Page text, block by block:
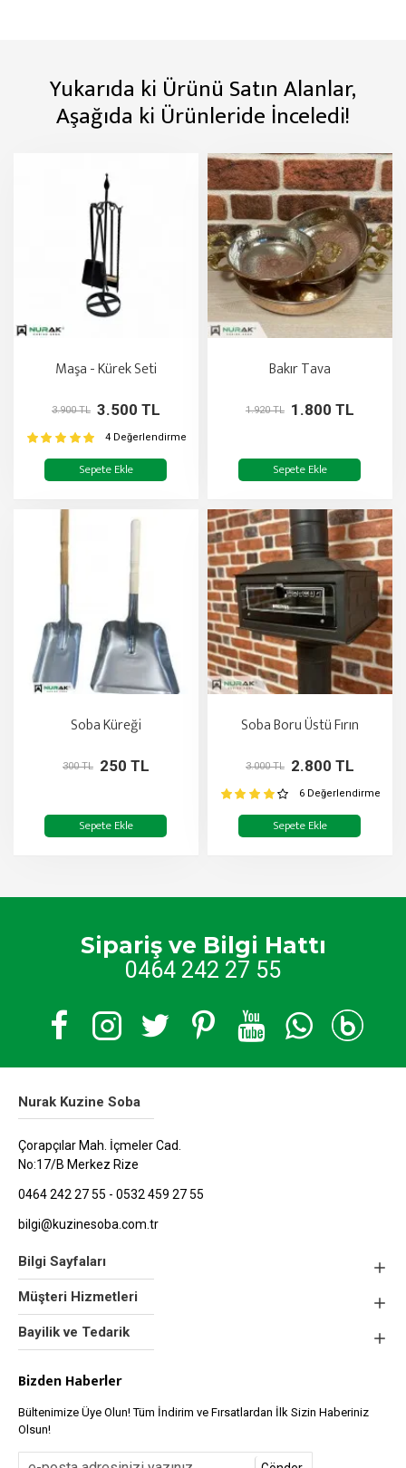
Yukarıda ki Ürünü Satın Alanlar,
Aşağıda ki Ürünleride İnceledi!
Maşa - Kürek Seti
3.500 TL
3.900 TL
4 Değerlendirme
Sepete Ekle
Bakır Tava
1.800 TL
1.920 TL
Sepete Ekle
Soba Küreği
250 TL
300 TL
Sepete Ekle
Soba Boru Üstü Fırın
2.800 TL
3.000 TL
6 Değerlendirme
Sepete Ekle
Sipariş ve Bilgi Hattı
0464 242 27 55
Nurak Kuzine Soba
Çorapçılar Mah. İçmeler Cad.
No:17/B Merkez Rize
0464 242 27 55 - 0532 459 27 55
bilgi@kuzinesoba.com.tr
Bilgi Sayfaları
Müşteri Hizmetleri
Bayilik ve Tedarik
Bizden Haberler
Bültenimize Üye Olun! Tüm İndirim ve Fırsatlardan İlk Sizin Haberiniz
Olsun!